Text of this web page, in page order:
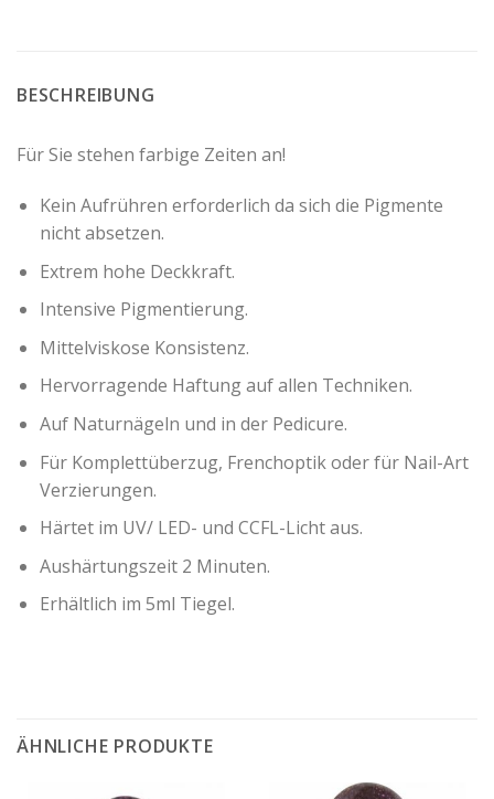
BESCHREIBUNG
Für Sie stehen farbige Zeiten an!
Kein Aufrühren erforderlich da sich die Pigmente
nicht absetzen.
Extrem hohe Deckkraft.
Intensive Pigmentierung.
Mittelviskose Konsistenz.
Hervorragende Haftung auf allen Techniken.
Auf Naturnägeln und in der Pedicure.
Für Komplettüberzug, Frenchoptik oder für Nail-Art
Verzierungen.
Härtet im UV/ LED- und CCFL-Licht aus.
Aushärtungszeit 2 Minuten.
Erhältlich im 5ml Tiegel.
ÄHNLICHE PRODUKTE